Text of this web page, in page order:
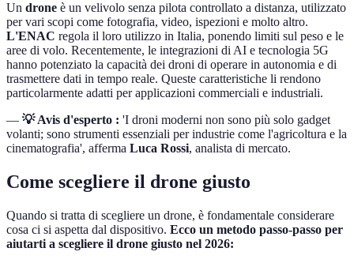
Un drone è un velivolo senza pilota controllato a distanza, utilizzato
per vari scopi come fotografia, video, ispezioni e molto altro.
L'ENAC regola il loro utilizzo in Italia, ponendo limiti sul peso e le
aree di volo. Recentemente, le integrazioni di AI e tecnologia 5G
hanno potenziato la capacità dei droni di operare in autonomia e di
trasmettere dati in tempo reale. Queste caratteristiche li rendono
particolarmente adatti per applicazioni commerciali e industriali.
— 💡 Avis d'esperto : 'I droni moderni non sono più solo gadget
volanti; sono strumenti essenziali per industrie come l'agricoltura e la
cinematografia', afferma Luca Rossi, analista di mercato.
Come scegliere il drone giusto
Quando si tratta di scegliere un drone, è fondamentale considerare
cosa ci si aspetta dal dispositivo. Ecco un metodo passo-passo per
aiutarti a scegliere il drone giusto nel 2026: